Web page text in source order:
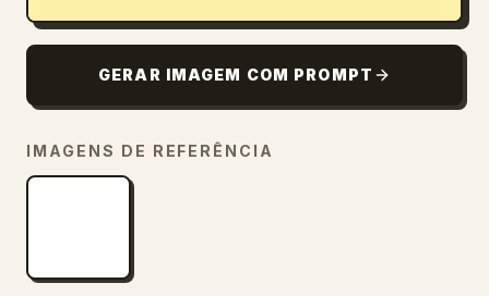
GERAR IMAGEM COM PROMPT
IMAGENS DE REFERÊNCIA